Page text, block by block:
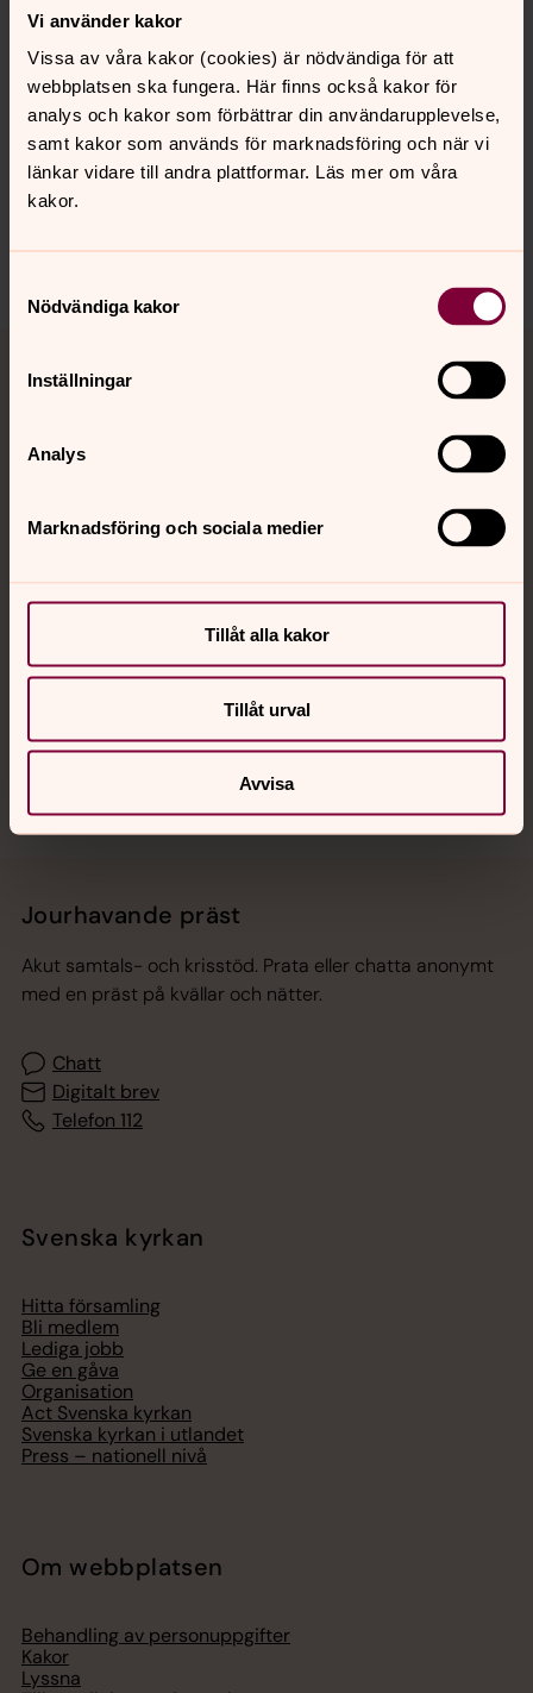
Vi använder kakor
Vissa av våra kakor (cookies) är nödvändiga för att
webbplatsen ska fungera. Här finns också kakor för
analys och kakor som förbättrar din användarupplevelse,
samt kakor som används för marknadsföring och när vi
länkar vidare till andra plattformar. Läs mer om våra
kakor.
Nödvändiga kakor
Inställningar
Analys
Marknadsföring och sociala medier
Tillåt alla kakor
Tillåt urval
Avvisa
Senast ändrad 11 april 2023
Synpunkter eller frågor på sidans
innehåll?
Kontakt
Jourhavande präst
Akut samtals- och krisstöd. Prata eller chatta anonymt
med en präst på kvällar och nätter.
Chatt
Digitalt brev
Telefon 112
Svenska kyrkan
Hitta församling
Bli medlem
Lediga jobb
Ge en gåva
Organisation
Act Svenska kyrkan
Svenska kyrkan i utlandet
Press – nationell nivå
Om webbplatsen
Behandling av personuppgifter
Kakor
Lyssna